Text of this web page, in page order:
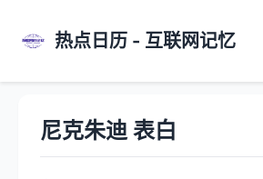
热点日历 - 互联网记忆
尼克朱迪 表白